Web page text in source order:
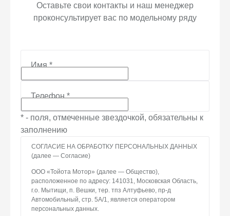
Оставьте свои контакты и наш менеджер
проконсультирует вас по модельному ряду
Имя*
Телефон*
* - поля, отмеченные звездочкой, обязательны к
заполнению
СОГЛАСИЕ НА ОБРАБОТКУ ПЕРСОНАЛЬНЫХ ДАННЫХ
(далее — Согласие)
ООО «Тойота Мотор» (далее — Общество),
расположенное по адресу: 141031, Московская Область,
г.о. Мытищи, п. Вешки, тер. тпз Алтуфьево, пр-д
Автомобильный, стр. 5А/1, является оператором
персональных данных.